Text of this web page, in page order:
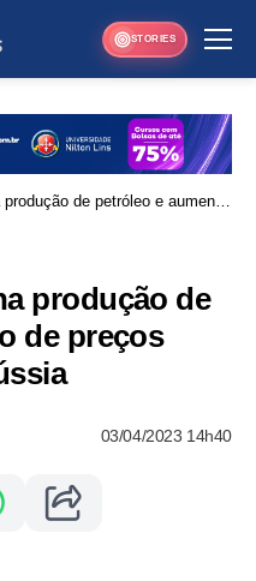
STORIES
de petróleo e aumento
produção de
de preços
03/04/2023 14h40